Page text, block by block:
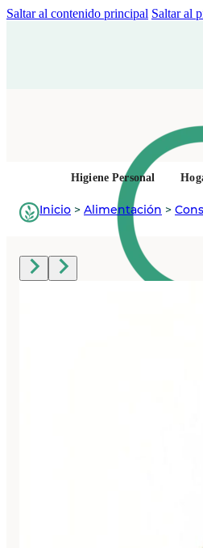
Saltar al contenido principal Saltar al
Higiene Personal
Inicio > Alimentación >